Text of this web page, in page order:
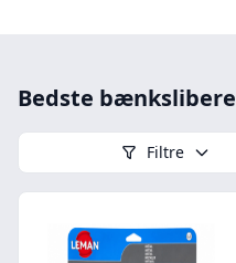
Bedste bænkslibere
Filtre